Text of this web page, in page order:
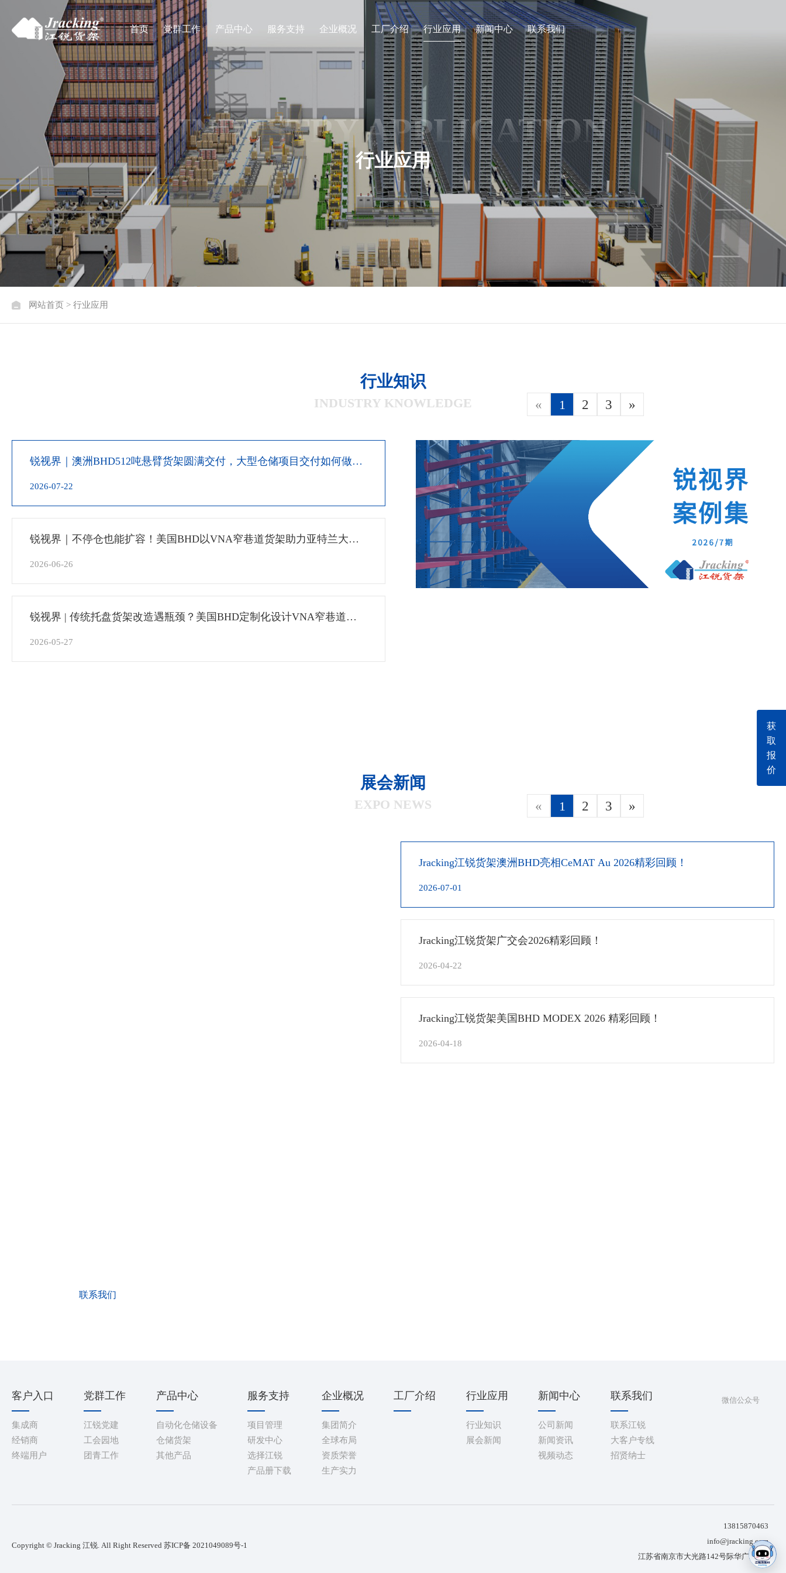
首页 党群工作 产品中心 服务支持 企业概况 工厂介绍 行业应用 新闻中心 联系我们
INDUSTRY APPLICATION
行业应用
网站首页 > 行业应用
行业知识
INDUSTRY KNOWLEDGE
锐视界｜澳洲BHD512吨悬臂货架圆满交付，大型仓储项目交付如何做到
2026-07-22
锐视界｜不停仓也能扩容！美国BHD以VNA窄巷道货架助力亚特兰大电
2026-06-26
锐视界 | 传统托盘货架改造遇瓶颈？美国BHD定制化设计VNA窄巷道货
2026-05-27
« 1 2 3 »
展会新闻
EXPO NEWS
Jracking江锐货架澳洲BHD亮相CeMAT Au 2026精彩回顾！
2026-07-01
Jracking江锐货架广交会2026精彩回顾！
2026-04-22
Jracking江锐货架美国BHD ‌MODEX 2026 精彩回顾！
2026-04-18
« 1 2 3 »
获
取
报
价
联系我们
客户入口
集成商
经销商
终端用户
党群工作
江锐党建
工会园地
团青工作
产品中心
自动化仓储设备
仓储货架
其他产品
服务支持
项目管理
研发中心
选择江锐
产品册下载
企业概况
集团简介
全球布局
资质荣誉
生产实力
工厂介绍 行业应用
行业知识
展会新闻
新闻中心
公司新闻
新闻资讯
视频动态
联系我们
联系江锐
大客户专线
招贤纳士
微信公众号
Copyright © Jracking 江锐. All Right Reserved 苏ICP备 2021049089号-1
13815870463
info@jracking.com
江苏省南京市大光路142号际华广场9楼